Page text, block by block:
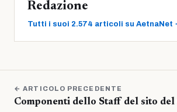
Redazione
Tutti i suoi 2.574 articoli su AetnaNet
← ARTICOLO PRECEDENTE
Componenti dello Staff del sito del